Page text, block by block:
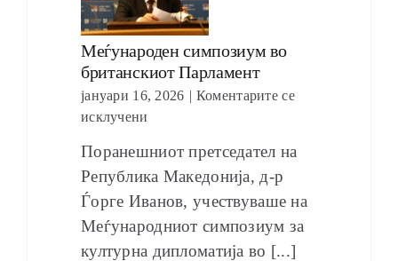
Меѓународен симпозиум во
британскиот Парламент
јануари 16, 2026 | Коментарите се
исклучени
Поранешниот претседател на
Република Македонија, д-р
Ѓорге Иванов, учествуваше на
Меѓународниот симпозиум за
културна дипломатија во [...]